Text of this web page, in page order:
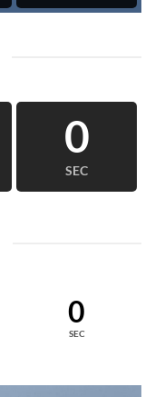
0
SEC
0
SEC